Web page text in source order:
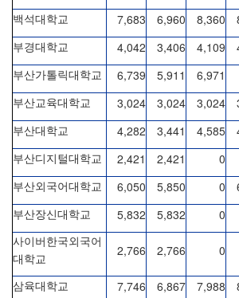
백석대학교 7,683 6,960 8,360
부경대학교 4,042 3,406 4,109
부산가톨릭대학교 6,739 5,911 6,971
부산교육대학교 3,024 3,024 3,024
부산대학교 4,282 3,441 4,585
부산디지털대학교 2,421 2,421 0
부산외국어대학교 6,050 5,850 0
부산장신대학교 5,832 5,832 0
사이버한국외국어
대학교
2,766 2,766 0
삼육대학교 7,746 6,867 7,988